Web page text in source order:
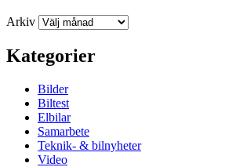
Arkiv
Kategorier
Bilder
Biltest
Elbilar
Samarbete
Teknik- & bilnyheter
Video